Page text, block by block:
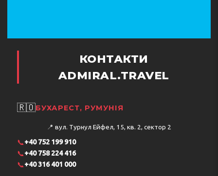
КОНТАКТИ
ADMIRAL.TRAVEL
🇷🇴БУХАРЕСТ, РУМУНІЯ
📍 вул. Турнул Ейфел, 15, кв. 2, сектор 2
📞+40 752 199 910
📞+40 758 224 416
📞+40 316 401 000